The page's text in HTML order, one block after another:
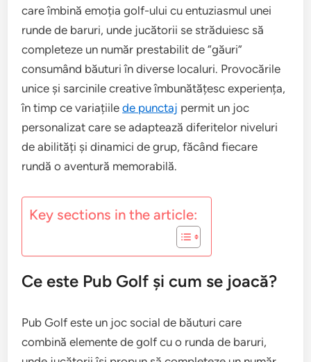
care îmbină emoția golf-ului cu entuziasmul unei
runde de baruri, unde jucătorii se străduiesc să
completeze un număr prestabilit de “găuri”
consumând băuturi în diverse localuri. Provocările
unice și sarcinile creative îmbunătățesc experiența,
în timp ce variațiilede punctaj permit un joc
personalizat care se adaptează diferitelor niveluri
de abilități și dinamici de grup, făcând fiecare
rundă o aventură memorabilă.
Key sections in the article:
Ce este Pub Golf și cum se joacă?
Pub Golf este un joc social de băuturi care
combină elemente de golf cu o runda de baruri,